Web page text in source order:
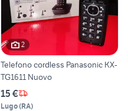
2
Telefono cordless Panasonic KX-
TG1611 Nuovo
15 €
Lugo(RA)